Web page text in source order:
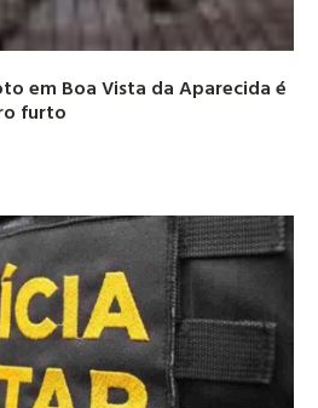
em Boa Vista da Aparecida é
furto